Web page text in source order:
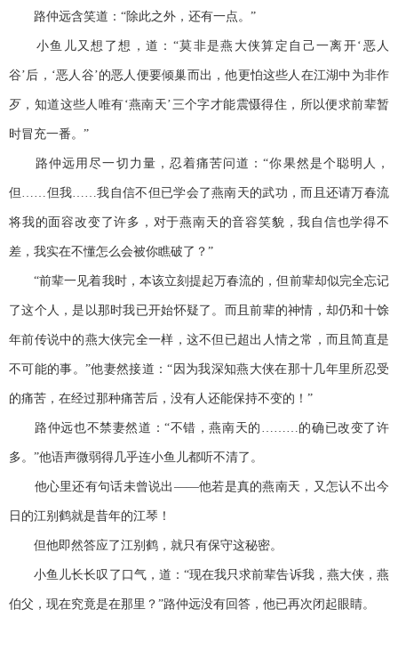
路仲远含笑道：“除此之外，还有一点。”
小鱼儿又想了想，道：“莫非是燕大侠算定自己一离开‘恶人
谷’后，‘恶人谷’的恶人便要倾巢而出，他更怕这些人在江湖中为非作
歹，知道这些人唯有‘燕南天’三个字才能震慑得住，所以便求前辈暂
时冒充一番。”
路仲远用尽一切力量，忍着痛苦问道：“你果然是个聪明人，
但……但我……我自信不但已学会了燕南天的武功，而且还请万春流
将我的面容改变了许多，对于燕南天的音容笑貌，我自信也学得不
差，我实在不懂怎么会被你瞧破了？”
“前辈一见着我时，本该立刻提起万春流的，但前辈却似完全忘记
了这个人，是以那时我已开始怀疑了。而且前辈的神情，却仍和十馀
年前传说中的燕大侠完全一样，这不但已超出人情之常，而且简直是
不可能的事。”他妻然接道：“因为我深知燕大侠在那十几年里所忍受
的痛苦，在经过那种痛苦后，没有人还能保持不变的！”
路仲远也不禁妻然道：“不错，燕南天的………的确已改变了许
多。”他语声微弱得几乎连小鱼儿都听不清了。
他心里还有句话未曾说出——他若是真的燕南天，又怎认不出今
日的江别鹤就是昔年的江琴！
但他即然答应了江别鹤，就只有保守这秘密。
小鱼儿长长叹了口气，道：“现在我只求前辈告诉我，燕大侠，燕
伯父，现在究竟是在那里？”路仲远没有回答，他已再次闭起眼睛。